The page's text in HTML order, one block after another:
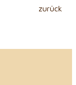
zurück